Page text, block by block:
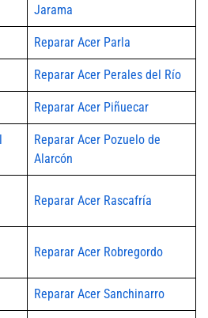
Jarama
Reparar Acer Parla
Reparar Acer Perales del Río
Reparar Acer Piñuecar
Reparar Acer Pozuelo de
Alarcón
Reparar Acer Rascafría
Reparar Acer Robregordo
Reparar Acer Sanchinarro